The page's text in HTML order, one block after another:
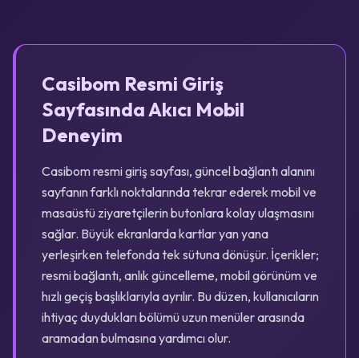
Casibom Resmi Giriş
Sayfasında Akıcı Mobil
Deneyim
Casibom resmi giriş sayfası, güncel bağlantı alanını
sayfanın farklı noktalarında tekrar ederek mobil ve
masaüstü ziyaretçilerin butonlara kolay ulaşmasını
sağlar. Büyük ekranlarda kartlar yan yana
yerleşirken telefonda tek sütuna dönüşür. İçerikler;
resmi bağlantı, anlık güncelleme, mobil görünüm ve
hızlı geçiş başlıklarıyla ayrılır. Bu düzen, kullanıcıların
ihtiyaç duydukları bölümü uzun menüler arasında
aramadan bulmasına yardımcı olur.